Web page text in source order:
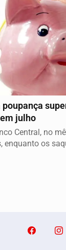
poupança
julho
Central, no
enquanto os